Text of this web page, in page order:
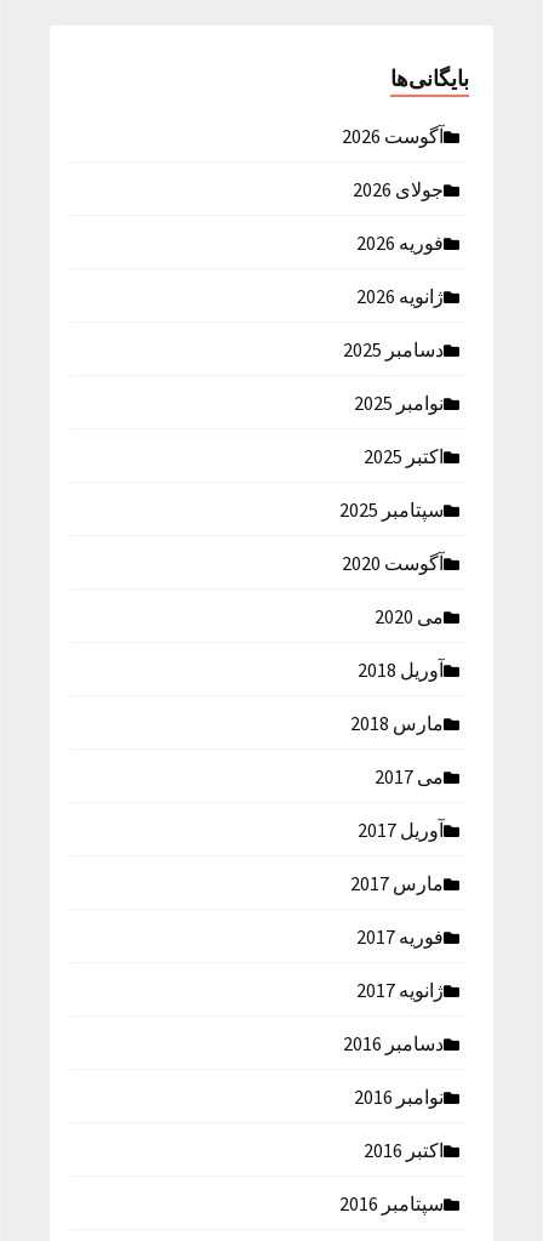
بایگانی‌ها
آگوست 2026
جولای 2026
فوریه 2026
ژانویه 2026
دسامبر 2025
نوامبر 2025
اکتبر 2025
سپتامبر 2025
آگوست 2020
می 2020
آوریل 2018
مارس 2018
می 2017
آوریل 2017
مارس 2017
فوریه 2017
ژانویه 2017
دسامبر 2016
نوامبر 2016
اکتبر 2016
سپتامبر 2016